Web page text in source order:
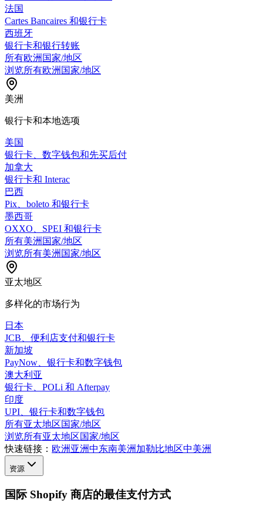
法国
Cartes Bancaires 和银行卡
西班牙
银行卡和银行转账
所有欧洲国家/地区
浏览所有欧洲国家/地区
美洲
银行卡和本地选项
美国
银行卡、数字钱包和先买后付
加拿大
银行卡和 Interac
巴西
Pix、boleto 和银行卡
墨西哥
OXXO、SPEI 和银行卡
所有美洲国家/地区
浏览所有美洲国家/地区
亚太地区
多样化的市场行为
日本
JCB、便利店支付和银行卡
新加坡
PayNow、银行卡和数字钱包
澳大利亚
银行卡、POLi 和 Afterpay
印度
UPI、银行卡和数字钱包
所有亚太地区国家/地区
浏览所有亚太地区国家/地区
快速链接： 欧洲 亚洲中东南美洲 加勒比地区中美洲
资源
国际 Shopify 商店的最佳支付方式